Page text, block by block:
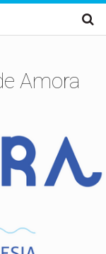
Amora